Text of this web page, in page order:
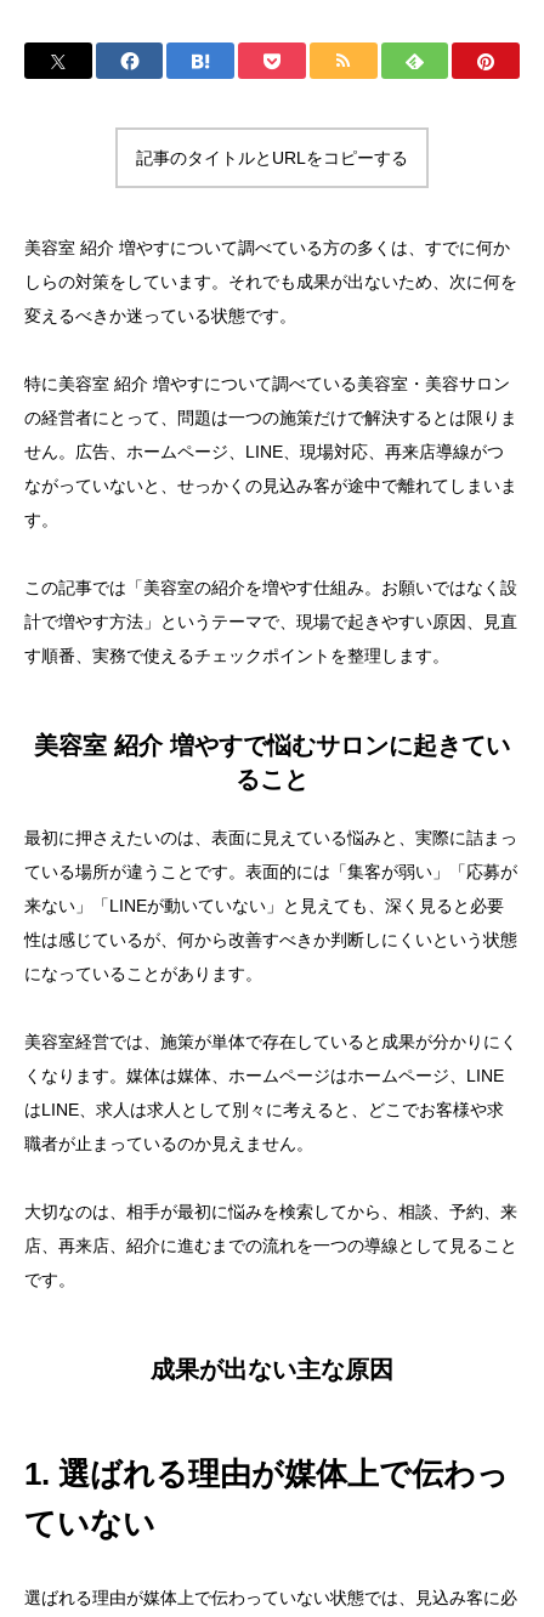
記事のタイトルとURLをコピーする
美容室 紹介 増やすについて調べている方の多くは、すでに何か
しらの対策をしています。それでも成果が出ないため、次に何を
変えるべきか迷っている状態です。
特に美容室 紹介 増やすについて調べている美容室・美容サロン
の経営者にとって、問題は一つの施策だけで解決するとは限りま
せん。広告、ホームページ、LINE、現場対応、再来店導線がつ
ながっていないと、せっかくの見込み客が途中で離れてしまいま
す。
この記事では「美容室の紹介を増やす仕組み。お願いではなく設
計で増やす方法」というテーマで、現場で起きやすい原因、見直
す順番、実務で使えるチェックポイントを整理します。
美容室 紹介 増やすで悩むサロンに起きてい
ること
最初に押さえたいのは、表面に見えている悩みと、実際に詰まっ
ている場所が違うことです。表面的には「集客が弱い」「応募が
来ない」「LINEが動いていない」と見えても、深く見ると必要
性は感じているが、何から改善すべきか判断しにくいという状態
になっていることがあります。
美容室経営では、施策が単体で存在していると成果が分かりにく
くなります。媒体は媒体、ホームページはホームページ、LINE
はLINE、求人は求人として別々に考えると、どこでお客様や求
職者が止まっているのか見えません。
大切なのは、相手が最初に悩みを検索してから、相談、予約、来
店、再来店、紹介に進むまでの流れを一つの導線として見ること
です。
成果が出ない主な原因
1. 選ばれる理由が媒体上で伝わっ
ていない
選ばれる理由が媒体上で伝わっていない状態では、見込み客に必